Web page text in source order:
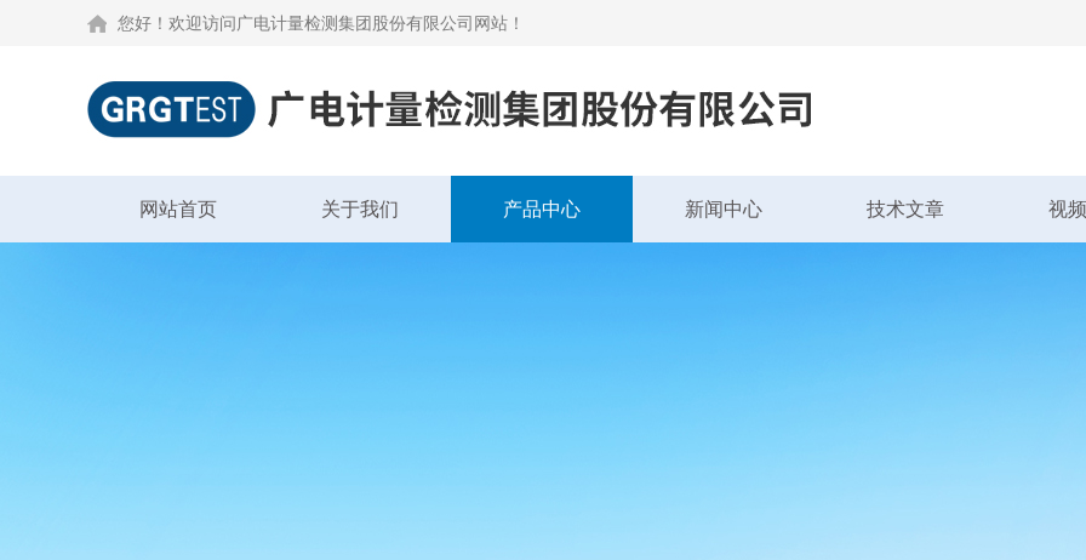
您好！欢迎访问广电计量检测集团股份有限公司网站！
网站首页 关于我们 产品中心 新闻中心 技术文章 视